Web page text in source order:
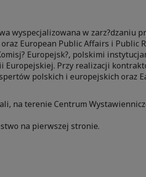
wyspecjalizowana w zarz?dzaniu
European Public Affairs i Public
Europejsk?, polskimi
Europejskiej. Przy realizacji
polskich i europejskich oraz
na terenie Centrum
na pierwszej stronie.